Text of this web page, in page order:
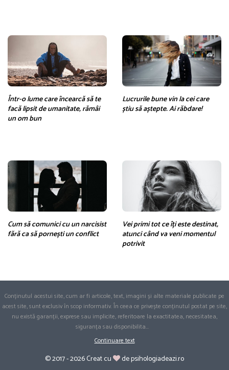
Într-o lume care încearcă să te
facă lipsit de umanitate, rămâi
un om bun
Lucrurile bune vin la cei care
știu să aștepte. Ai răbdare!
Cum să comunici cu un narcisist
fără ca să pornești un conflict
Vei primi tot ce îți este destinat,
atunci când va veni momentul
potrivit
Conținutul acestui site, cum ar fi articole, text, imagini și alte materiale publicate pe
acest site, sunt exclusiv în scop informativ. În ceea ce privește conținutul postat pe site,
nu există garanții, exprese sau implicite, referitoare la exactitatea, necesitatea,
siguranța sau disponibilita...
Continuare text
© 2017 - 2026 Creat cu de psihologiadeazi.ro